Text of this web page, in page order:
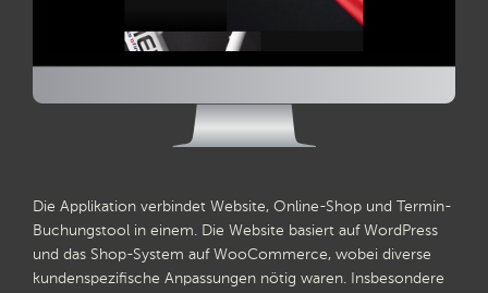
Die Applikation verbindet Website, Online-Shop und Termin-
Buchungstool in einem. Die Website basiert auf WordPress
und das Shop-System auf WooCommerce, wobei diverse
kundenspezifische Anpassungen nötig waren. Insbesondere